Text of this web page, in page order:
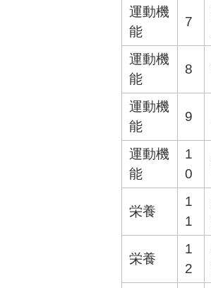
運動機
能
7
運動機
能
8
運動機
能
9
運動機
能
1
0
栄養
1
1
栄養
1
2